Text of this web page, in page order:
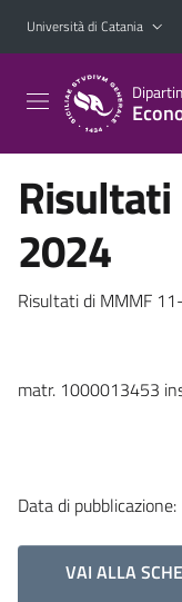
Vai al contenuto
Vai al menu di
Università di Catania
2024
Risultati di MMMF
matr. 1000013453
Data di
VAI ALLA